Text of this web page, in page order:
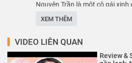
Nguyên Trần là môt cô gái xinh
dàng. Các video trên kênh của
hướng dẫn cách makeup làm
Thể loại :REVIEW - TRẢI
XEM THÊM
VIDEO LIÊN QUAN
Review &